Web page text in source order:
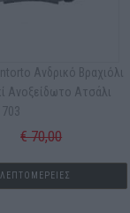
Ανδρικό Βραχιόλι
Ανοξείδωτο Ατσάλι
€ 70,00
ΛΕΠΤΟΜΕΡΕΙΕΣ